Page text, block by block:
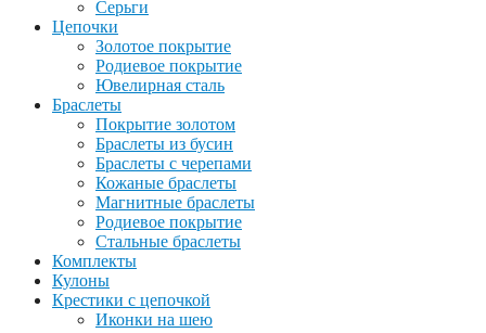
Серьги
Цепочки
Золотое покрытие
Родиевое покрытие
Ювелирная сталь
Браслеты
Покрытие золотом
Браслеты из бусин
Браслеты с черепами
Кожаные браслеты
Магнитные браслеты
Родиевое покрытие
Стальные браслеты
Комплекты
Кулоны
Крестики с цепочкой
Иконки на шею